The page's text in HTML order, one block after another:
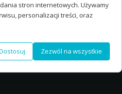
stron internetowych. Używamy
personalizacji treści, oraz
Zezwól na wszystkie